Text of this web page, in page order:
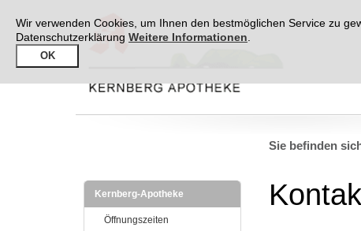
Kernberg-Apotheke
Öffnungszeiten
Sie befinden
Wir verwenden Cookies, um Ihnen den bestmöglichen Service zu
Datenschutzerklärung Weitere Informationen
OK